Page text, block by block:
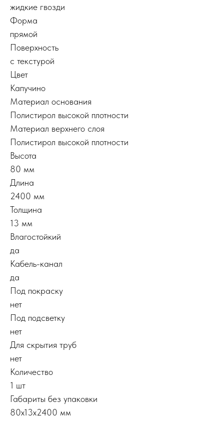
жидкие гвозди
Форма
прямой
Поверхность
с текстурой
Цвет
Капучино
Материал основания
Полистирол высокой плотности
Материал верхнего слоя
Полистирол высокой плотности
Высота
80 мм
Длина
2400 мм
Толщина
13 мм
Влагостойкий
да
Кабель-канал
да
Под покраску
нет
Под подсветку
нет
Для скрытия труб
нет
Количество
1 шт
Габариты без упаковки
80х13х2400 мм